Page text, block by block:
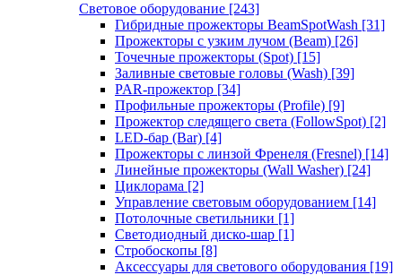
Световое оборудование [243]
Гибридные прожекторы BeamSpotWash [31]
Прожекторы с узким лучом (Beam) [26]
Точечные прожекторы (Spot) [15]
Заливные световые головы (Wash) [39]
PAR-прожектор [34]
Профильные прожекторы (Profile) [9]
Прожектор следящего света (FollowSpot) [2]
LED-бар (Bar) [4]
Прожекторы с линзой Френеля (Fresnel) [14]
Линейные прожекторы (Wall Washer) [24]
Циклорама [2]
Управление световым оборудованием [14]
Потолочные светильники [1]
Светодиодный диско-шар [1]
Стробоскопы [8]
Аксессуары для светового оборудования [19]